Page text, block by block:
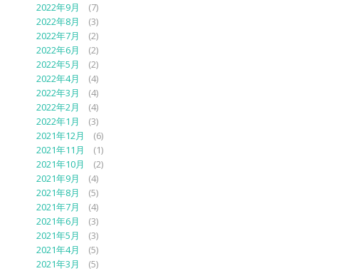
2022年9月
(7)
2022年8月
(3)
2022年7月
(2)
2022年6月
(2)
2022年5月
(2)
2022年4月
(4)
2022年3月
(4)
2022年2月
(4)
2022年1月
(3)
2021年12月
(6)
2021年11月
(1)
2021年10月
(2)
2021年9月
(4)
2021年8月
(5)
2021年7月
(4)
2021年6月
(3)
2021年5月
(3)
2021年4月
(5)
2021年3月
(5)